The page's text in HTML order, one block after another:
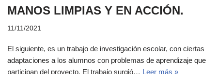
MANOS LIMPIAS Y EN ACCIÓN.
11/11/2021
El siguiente, es un trabajo de investigación escolar, con ciertas
adaptaciones a los alumnos con problemas de aprendizaje que
participan del proyecto. El trabajo surgió… Leer más »